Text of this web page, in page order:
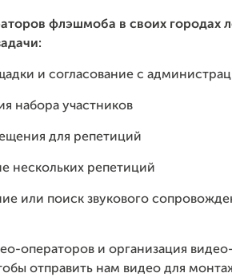
флэшмоба в своих городах
и согласование с
набора участников
для репетиций
нескольких репетиций
или поиск звукового
операторов и организация
отправить нам видео для